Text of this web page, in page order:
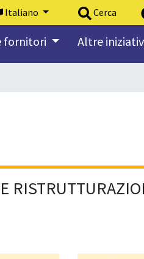
Cerca
Italiano
fornitori Altre